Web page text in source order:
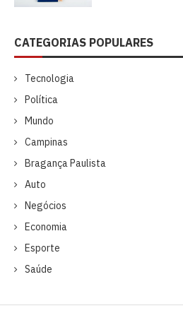
CATEGORIAS POPULARES
Tecnologia
Política
Mundo
Campinas
Bragança Paulista
Auto
Negócios
Economia
Esporte
Saúde